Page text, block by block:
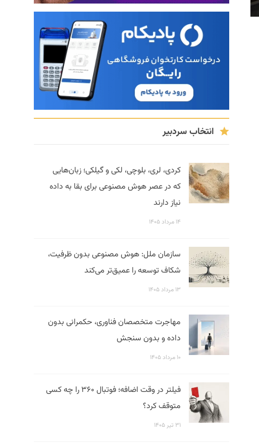
انتخاب سردبیر
کردی، لری، بلوچی، لکی و گیلکی؛ زبان‌هایی
که در عصر هوش مصنوعی برای بقا به داده
نیاز دارند
۱۴ مرداد ۱۴۰۵
سازمان ملل: هوش مصنوعی بدون ظرفیت،
شکاف توسعه را عمیق‌تر می‌کند
۱۳ مرداد ۱۴۰۵
مهاجرت متخصصان فناوری، حکمرانی بدون
داده و بدون سنجش
۱۰ مرداد ۱۴۰۵
فیلتر در وقت اضافه؛ فوتبال ۳۶۰ را چه کسی
متوقف کرد؟
۳۱ تیر ۱۴۰۵